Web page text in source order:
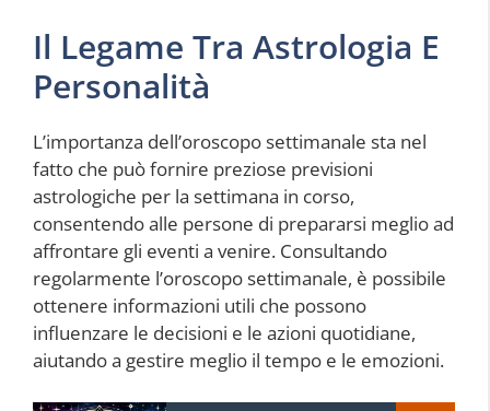
Il Legame Tra Astrologia E
Personalità
L’importanza dell’oroscopo settimanale sta nel
fatto che può fornire preziose previsioni
astrologiche per la settimana in corso,
consentendo alle persone di prepararsi meglio ad
affrontare gli eventi a venire. Consultando
regolarmente l’oroscopo settimanale, è possibile
ottenere informazioni utili che possono
influenzare le decisioni e le azioni quotidiane,
aiutando a gestire meglio il tempo e le emozioni.